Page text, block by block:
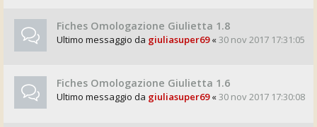
Fiches Omologazione Giulietta 1.8
Ultimo messaggio da giuliasuper69«30 nov 2017 17:31:05
Fiches Omologazione Giulietta 1.6
Ultimo messaggio da giuliasuper69«30 nov 2017 17:30:08